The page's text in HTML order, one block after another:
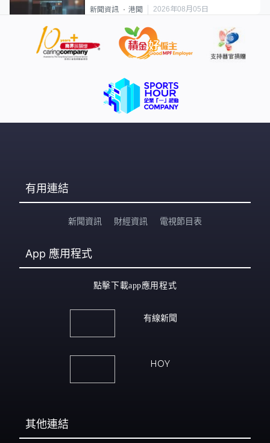
新聞資訊 港聞 2026年08月05日
有用連結
新聞資訊 財經資訊 電視節目表
App 應用程式
點擊下載app應用程式
有線新聞
HOY
其他連結